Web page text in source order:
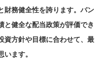
財務健全性を誇ります。バン
と健全な配当政策が評価でき
資方針や目標に合わせて、最
ます。